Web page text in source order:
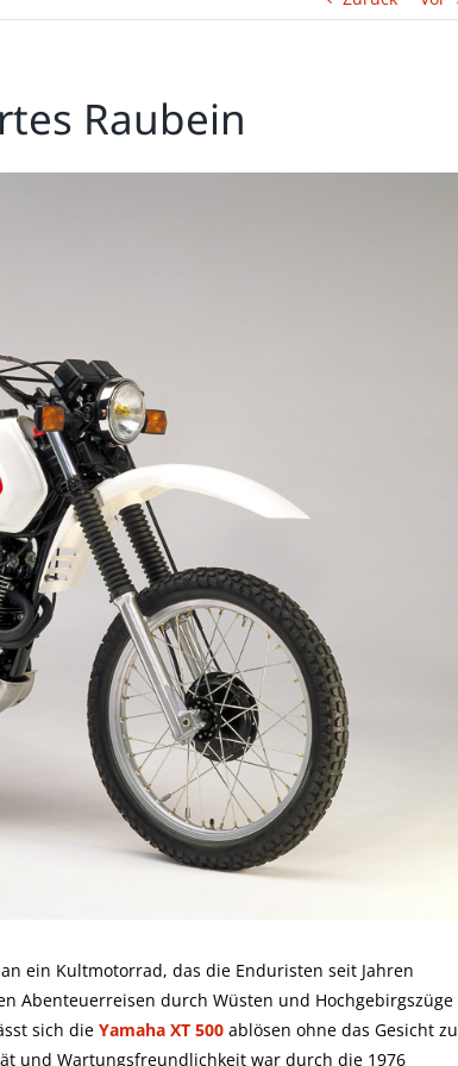
Raubein
ein Kultmotorrad, das die Enduristen seit Jahren
Abenteuerreisen durch Wüsten und Hochgebirgszüge
sich die Yamaha XT 500 ablösen ohne das Gesicht zu
und Wartungsfreundlichkeit war durch die 1976